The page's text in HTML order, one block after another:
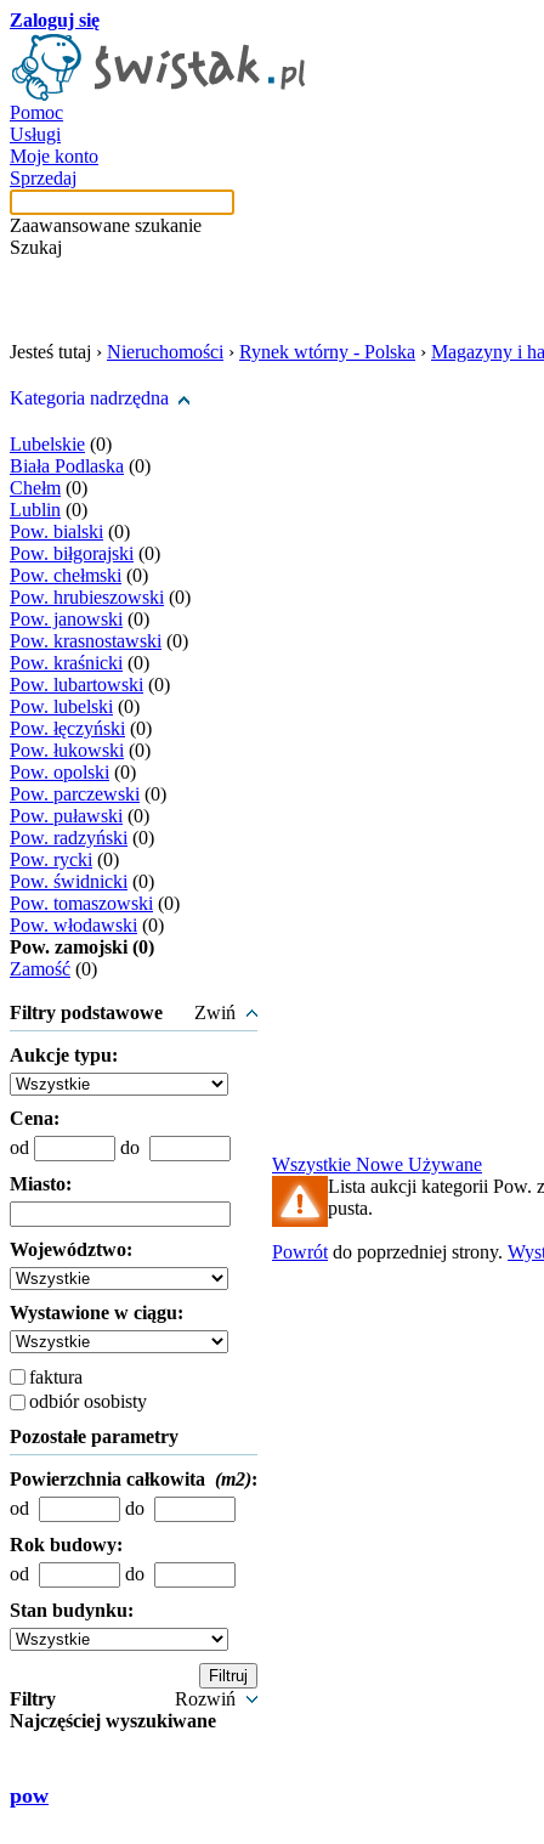
Zaloguj się
Pomoc
Usługi
Moje konto
Sprzedaj
Zaawansowane szukanie
Szukaj
Jesteś tutaj › Nieruchomości › Rynek wtórny - Polska › Magazyny i
Kategoria nadrzędna
Lubelskie (0)
Biała Podlaska (0)
Chełm (0)
Lublin (0)
Pow. bialski (0)
Pow. biłgorajski (0)
Pow. chełmski (0)
Pow. hrubieszowski (0)
Pow. janowski (0)
Pow. krasnostawski (0)
Pow. kraśnicki (0)
Pow. lubartowski (0)
Pow. lubelski (0)
Pow. łęczyński (0)
Pow. łukowski (0)
Pow. opolski (0)
Pow. parczewski (0)
Pow. puławski (0)
Pow. radzyński (0)
Pow. rycki (0)
Pow. świdnicki (0)
Pow. tomaszowski (0)
Pow. włodawski (0)
Pow. zamojski (0)
Zamość (0)
Filtry podstawowe Zwiń
Aukcje typu:
Cena:
od
do
Miasto:
Województwo:
Wystawione w ciągu:
faktura
odbiór osobisty
Pozostałe parametry
Powierzchnia całkowita (m2):
od
do
Rok budowy:
od
do
Stan budynku:
Filtry
Rozwiń
Najczęściej wyszukiwane
pow
Wszystkie Nowe Używane
Lista aukcji kategorii Pow.
pusta.
Powrót do poprzedniej strony.